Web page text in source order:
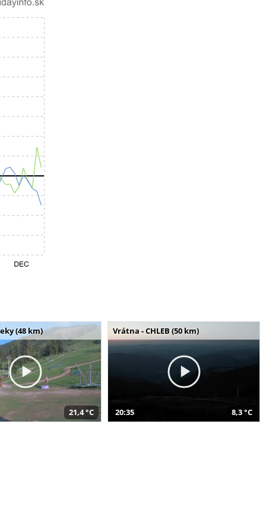
(48 km)
21,4 °C
Vrátna - CHLEB (50 km)
20:35 8,3 °C